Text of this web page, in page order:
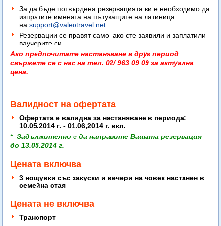
За да бъде потвърдена резервацията ви е необходимо да
изпратите имената на пътуващите на латиница
на support@valeotravel.net
Резервации се правят само, ако сте заявили и заплатили
ваучерите си.
Ако предпочитате настаняване в друг период
свържете се с нас на тел. 02/ 963 09 09 за актуална
цена.
Валидност на офертата
Офертата е валидна за настаняване в периода:
10.05.2014 г. - 01.06,2014 г. вкл.
* Задължително е да направите Вашата резервация
до 13.05.2014 г.
Цената включва
3 нощувки със закуски и вечери на човек настанен в
семейна стая
Цената не включва
Транспорт